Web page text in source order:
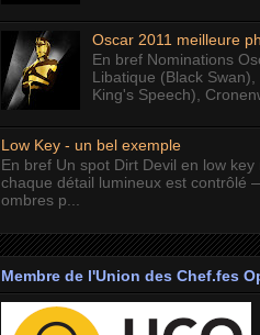
Oscar 2011 meilleure
En bref Nominations
Libatique (Black
King's Speech),
Low Key - un bel exemple
En bref Un spot Dirt Devil en low
chaque détail lumineux est contrôlé
ombres p...
Membre de l'Union des Chef.fes